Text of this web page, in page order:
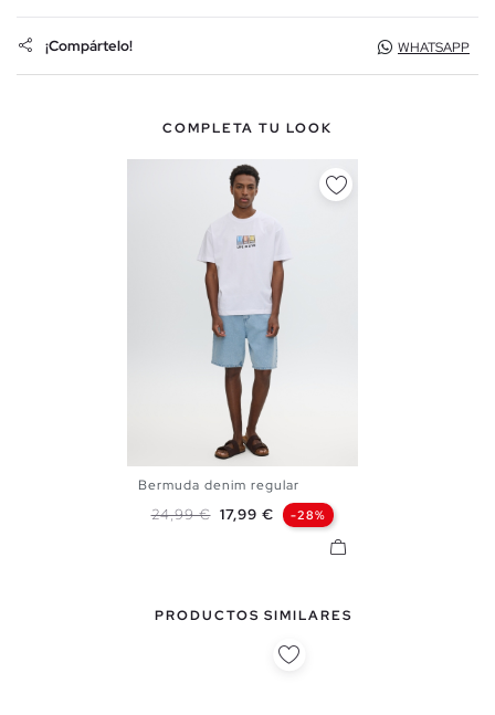
¡Compártelo! WHATSAPP
COMPLETA TU LOOK
42
Bermuda denim regular
Precio base
24,99 € Precio
17,99 € -28%
PRODUCTOS SIMILARES